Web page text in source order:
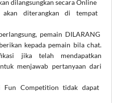
dilangsungkan secara Online
akan diterangkan di tempat
pemain DILARANG
kepada pemain bila chat.
jika telah mendapatkan
menjawab pertanyaan dari
Fun Competition tidak dapat